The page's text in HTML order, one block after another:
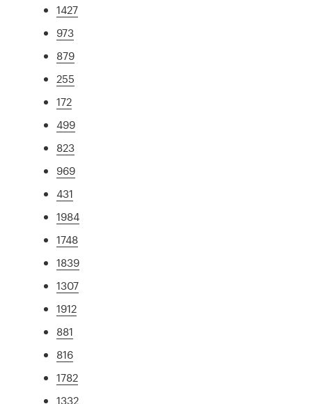
1427
973
879
255
172
499
823
969
431
1984
1748
1839
1307
1912
881
816
1782
1332